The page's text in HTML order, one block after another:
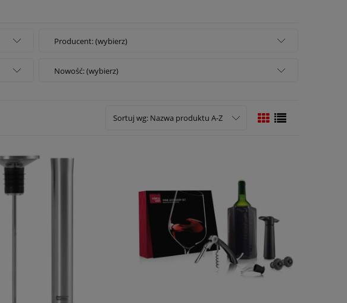
Producent: (wybierz)
Nowość: (wybierz)
Sortuj wg: Nazwa produktu A-Z